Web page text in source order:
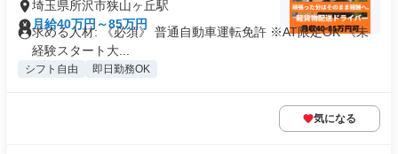
埼玉県所沢市狭山ヶ丘駅
月給40万円～85万円
求める人材: 《必須》 普通自動車運転免許 ※AT限定OK 《未
経験スタート大...
シフト自由 即日勤務OK
気になる